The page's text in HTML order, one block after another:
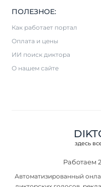
ПОЛЕЗНОЕ:
Как работает портал
Оплата и цены
ИИ поиск диктора
О нашем сайте
здесь
Работаем
Автоматизированный